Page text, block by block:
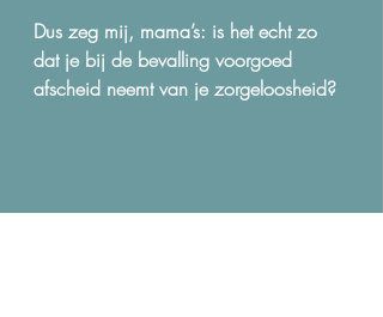
Dus zeg mij, mama’s: is het echt zo
dat je bij de bevalling voorgoed
afscheid neemt van je zorgeloosheid?